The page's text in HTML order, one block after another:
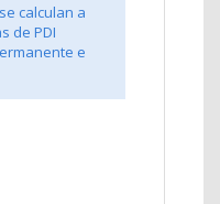
calculan a
de PDI
e